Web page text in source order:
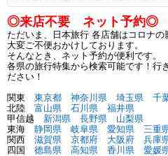
◎来店不要 ネット予約◎
ただいま、日本旅行 各店舗はコロナの
大変ご不便おかけしております。
そんなとき、ネット予約が便利です。
各県の旅行特集から検索可能です！行
ださい！
関東 東京都 神奈川県 埼玉県 千
北陸 富山県 石川県
福井県
甲信越 新潟県 長野県
山梨県
東海 静岡県 岐阜県 愛知県
三重
関西 滋賀県 京都府 大阪府 兵庫
四国 徳島県 高知県 香川県 愛媛